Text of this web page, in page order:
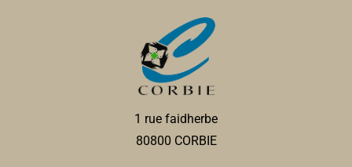
1 rue faidherbe
80800 CORBIE